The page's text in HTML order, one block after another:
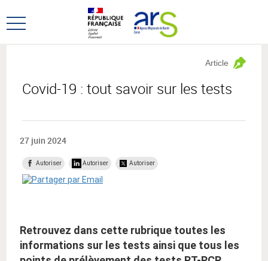
au
menu
au
contenu
Ouvrir
Covid-19 : tout savoir sur les tests
Article
27 juin 2024
Autoriser Autoriser Autoriser
Retrouvez dans cette rubrique toutes les
informations sur les tests ainsi que tous les